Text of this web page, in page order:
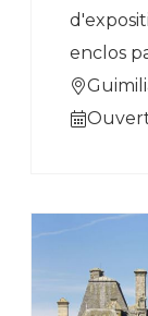
enclos
une